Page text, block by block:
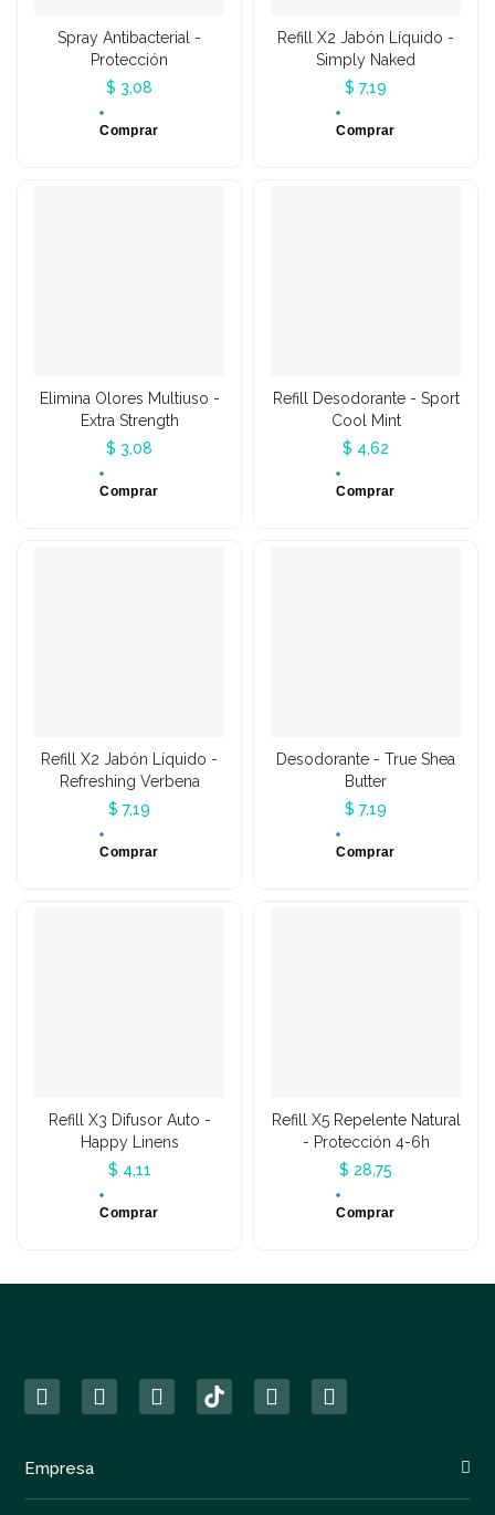
Spray Antibacterial -
Protección
$ 3,08
Comprar
Refill X2 Jabón Líquido -
Simply Naked
$ 7,19
Comprar
Elimina Olores Multiuso -
Extra Strength
$ 3,08
Comprar
Refill Desodorante - Sport
Cool Mint
$ 4,62
Comprar
Refill X2 Jabón Líquido -
Refreshing Verbena
$ 7,19
Comprar
Desodorante - True Shea
Butter
$ 7,19
Comprar
Refill X3 Difusor Auto -
Happy Linens
$ 4,11
Comprar
Refill X5 Repelente Natural
- Protección 4-6h
$ 28,75
Comprar
Empresa